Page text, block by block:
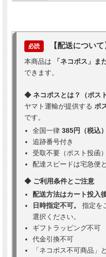
必読 【配送について
本商品は 「ネコポス」ま
できます。
◆ ネコポスとは？（ポスト
ヤマト運輸が提供する ポ
です。
全国一律 385円（税込）
追跡番号付き
受取不要（ポスト投函）
配達スピードは宅急便
◆ ご利用条件とご注意
配送方法はカート投入
日時指定不可。
指定を
選択ください。
ギフトラッピング不可
代金引換不可
「ネコポス不可商品」